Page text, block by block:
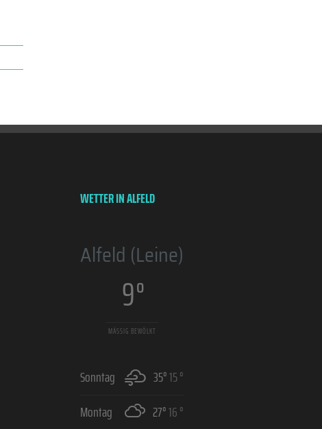
WETTER IN ALFELD
Alfeld (Leine)
9 °
MÄSSIG BEWÖLKT
Sonntag 35°15 °
Montag
27°16 °